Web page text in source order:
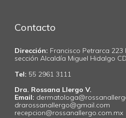
Contacto
Dirección: Francisco Petrarca
sección Alcaldía Miguel Hidalgo
Tel: 55 2961 3111
Dra. Rossana Llergo V.
Email:
drarossanallergo@gmail.com
recepcion@rossanallergo.com.mx